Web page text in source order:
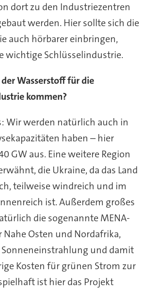
dort zu den Industriezentren
werden. Hier sollte sich die
auch hörbarer einbringen,
wichtige Schlüsselindustrie.
Wasserstoff für die
kommen?
Wir werden natürlich auch in
haben – hier
GW aus. Eine weitere Region
die Ukraine, da das Land
teilweise windreich und im
ist. Außerdem großes
die sogenannte MENA-
Nahe Osten und Nordafrika,
und damit
Kosten für grünen Strom zur
ist hier das Projekt